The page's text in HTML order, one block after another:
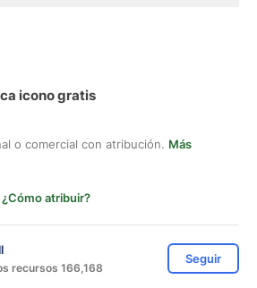
icono gratis
o comercial con atribución. Más
¿Cómo atribuir?
recursos 166,168
Seguir